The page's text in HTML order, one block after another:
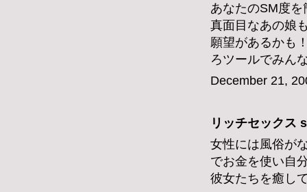
あなたのSM度
真面目なあの娘
願望があるかも
ろツールでみん
December 21,
リッチセックス
女性には風俗が
でお金を使い自
彼女たちを癒し